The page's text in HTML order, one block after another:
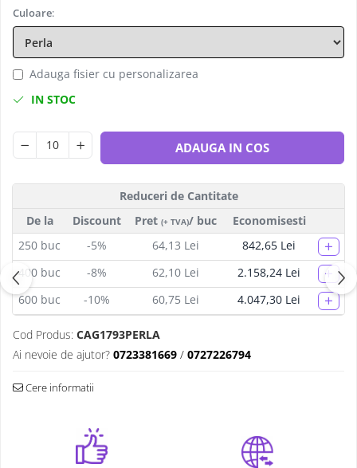
Culoare:
Adauga fisier cu personalizarea
IN STOC
ADAUGA IN COS
Reduceri de Cantitate
De la
Discount Pret (+ TVA)/ buc
Economisesti
250 buc -5% 64,13 Lei 842,65 Lei +
400 buc -8% 62,10 Lei 2.158,24 Lei +
600 buc -10% 60,75 Lei 4.047,30 Lei +
Cod Produs: CAG1793PERLA
Ai nevoie de ajutor? 0723381669 / 0727226794
Cere informatii